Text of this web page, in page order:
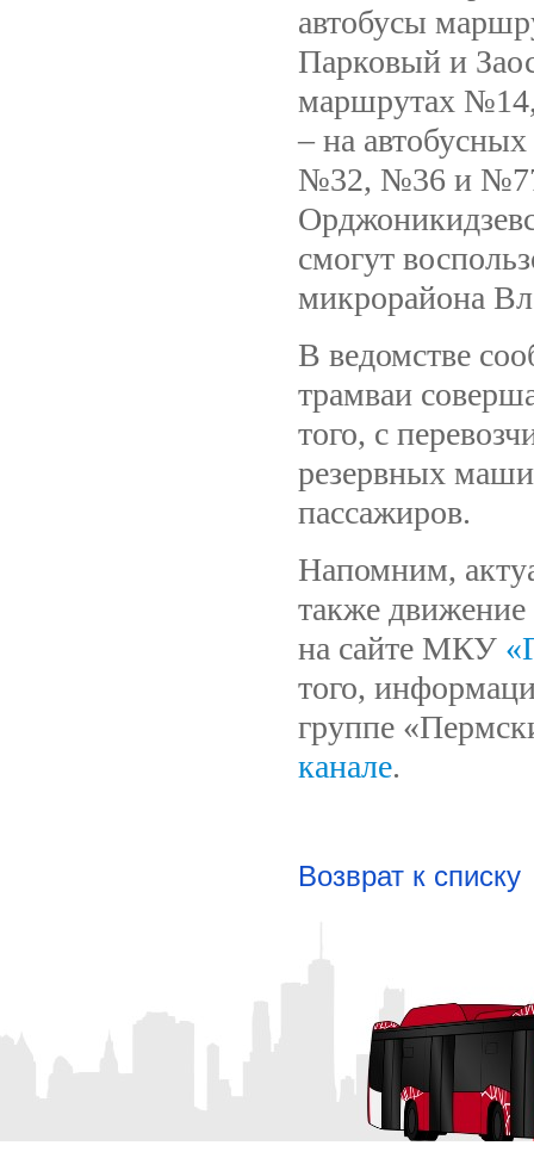
автобусы
Парковый и
маршрутах
– на
№32, №36 и №77
смогут
микрорайона
В ведомстве
трамваи
того, с
резервных
пассажиров.
Напомним,
также
на сайте МКУ
того,
группе
канале.
Возврат к списку